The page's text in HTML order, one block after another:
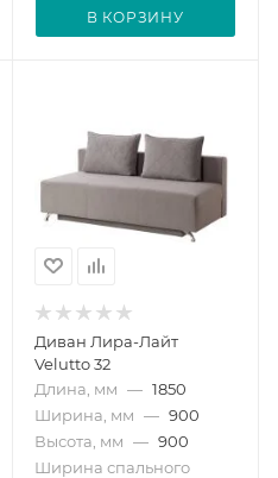
В КОРЗИНУ
Диван Лира-Лайт
Velutto 32
Длина, мм — 1850
Ширина, мм — 900
Высота, мм — 900
Ширина спального